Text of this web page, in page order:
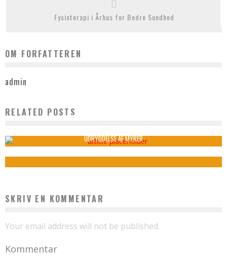
Fysioterapi i Århus for Bedre Sundhed
OM FORFATTEREN
admin
RELATED POSTSALT TIL AT BEKÆMPE INSEKTER MED NU
UDRYDDELSE AF MYRER
SKRIV EN KOMMENTAR
Your email address will not be published.
Kommentar